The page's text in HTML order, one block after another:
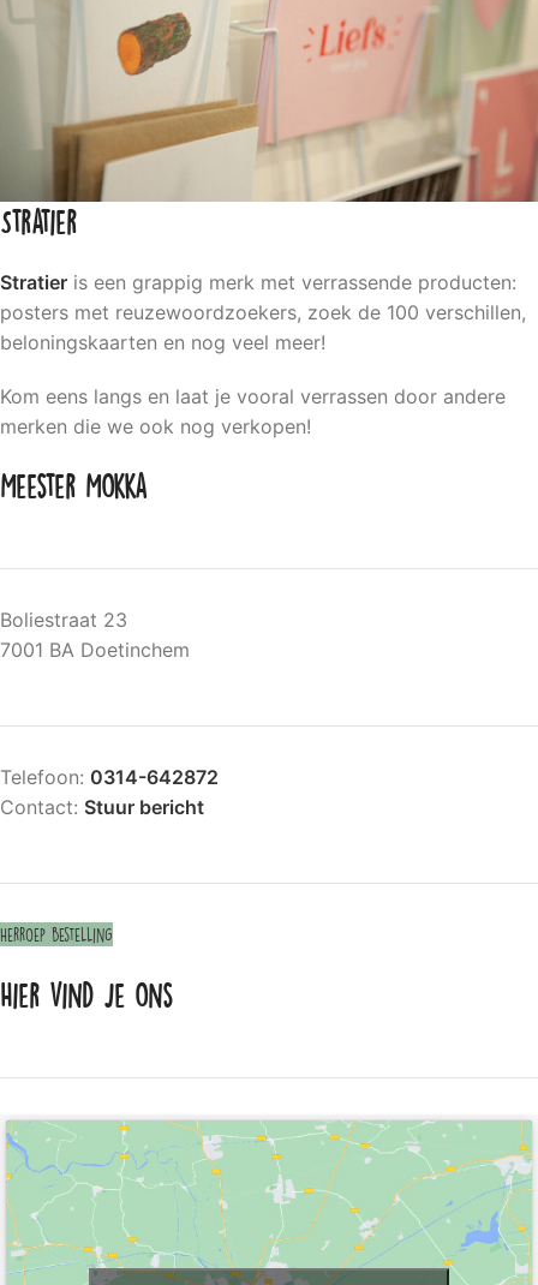
Stratier
Stratier is een grappig merk met verrassende producten:
posters met reuzewoordzoekers, zoek de 100 verschillen,
beloningskaarten en nog veel meer!
Kom eens langs en laat je vooral verrassen door andere
merken die we ook nog verkopen!
Meester Mokka
Boliestraat 23
7001 BA Doetinchem
Telefoon: 0314-642872
Contact: Stuur bericht
Herroep bestelling
Hier vind je ons